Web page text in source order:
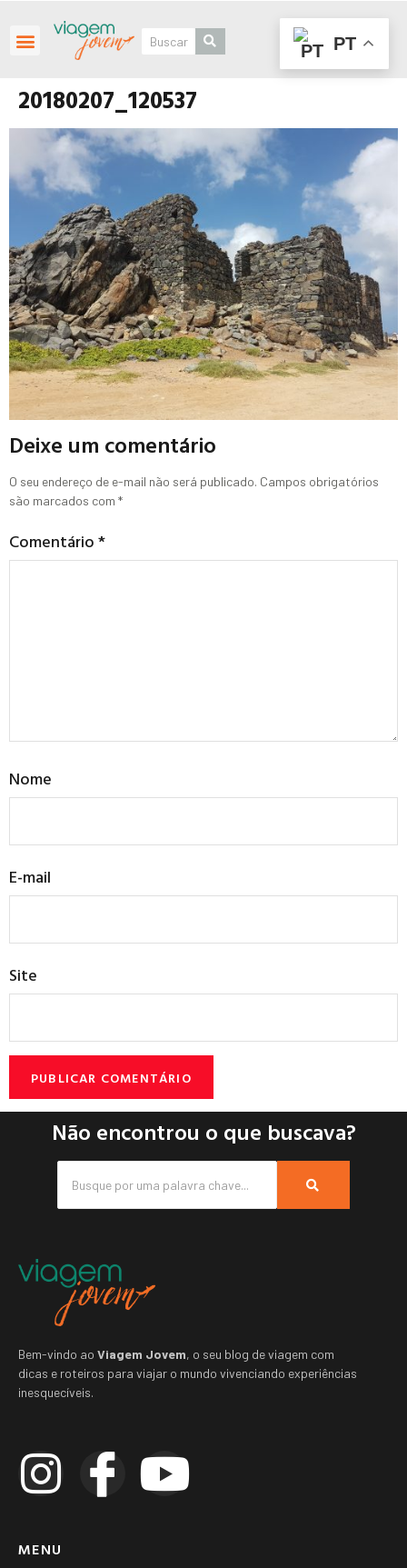
20180207_120537
Deixe um comentário
O seu endereço de e-mail não será publicado. Campos obrigatórios
são marcados com *
Comentário*
Nome
E-mail
Site
Não encontrou o que buscava?
Bem-vindo ao Viagem Jovem, o seu blog de viagem com
dicas e roteiros para viajar o mundo vivenciando experiências
inesquecíveis.
MENU
PT